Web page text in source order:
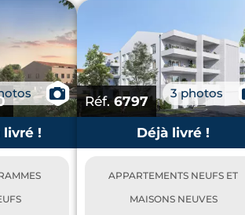
📷
livré !
Réf. 6797
3 photos
Déjà livré !
APPARTEMENTS NEUFS ET
MAISONS NEUVES